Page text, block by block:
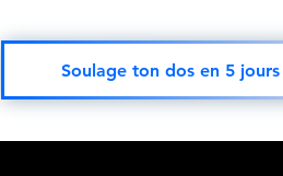
Soulage ton dos en 5 jours